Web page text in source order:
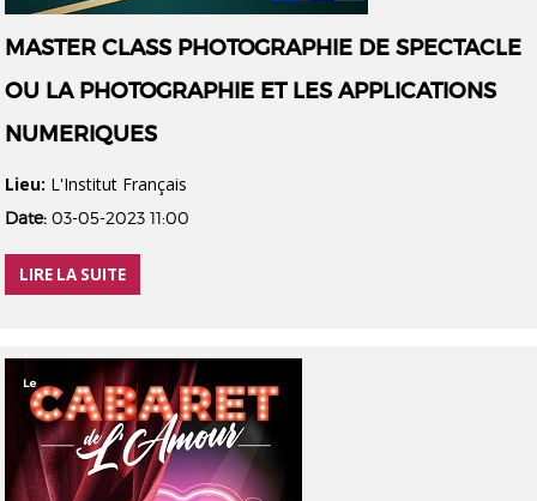
MASTER CLASS PHOTOGRAPHIE DE SPECTACLE
OU LA PHOTOGRAPHIE ET LES APPLICATIONS
NUMERIQUES
Lieu: L'Institut Français
Date: 03-05-2023 11:00
LIRE LA SUITE